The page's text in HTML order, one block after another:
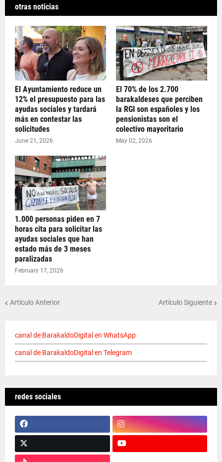
otras noticias
El Ayuntamiento reduce un
12% el presupuesto para las
ayudas sociales y tardará
más en contestar las
solicitudes
June 21, 2026
El 70% de los 2.700
barakaldeses que perciben
la RGI son españoles y los
pensionistas son el
colectivo mayoritario
May 02, 2026
1.000 personas piden en 7
horas cita para solicitar las
ayudas sociales que han
estado más de 3 meses
paralizadas
February 17, 2026
Artículo Anterior Artículo Siguiente
canal de BarakaldoDigital en WhatsApp
canal de BarakaldoDigital en Telegram
redes sociales